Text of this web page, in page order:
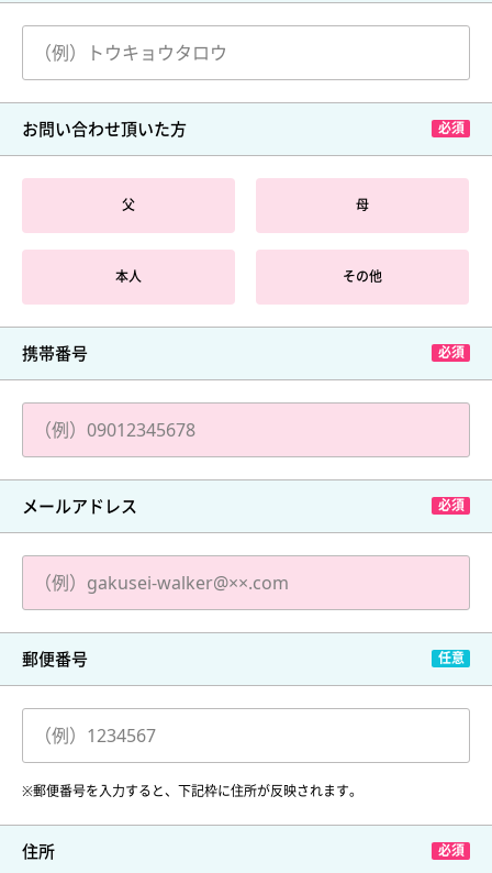
お問い合わせ頂いた方
父 母
本人 その他
携帯番号
メールアドレス
郵便番号
※郵便番号を入力すると、下記枠に住所が反映されます。
住所